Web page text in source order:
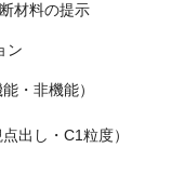
材料の提示
ン
・非機能）
出し・C1粒度）